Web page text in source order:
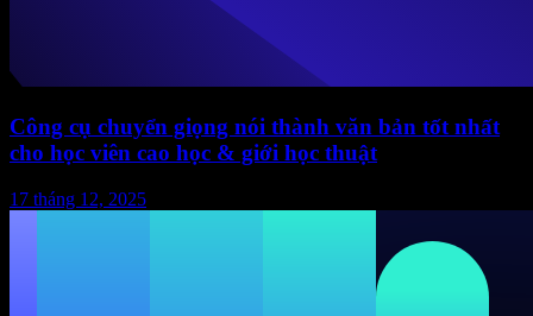
Công cụ chuyển giọng nói thành văn bản tốt nhất
cho học viên cao học & giới học thuật
17 tháng 12, 2025